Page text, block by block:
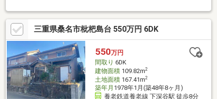
「播磨駅」まで徒歩約7分◆敷地面積約278.59坪◆敷地内に建物2
棟あり◆南庭あり※写真をクリックすると、詳細をご覧いただけ
ます。＝＝＝＝＝＝＝＝＝＝＝＝＝＝＝＝＝＝＝＝＝＝＝＝＝
《失敗しない住宅ローン選び！》豊富な銀行金利情報を持ってい
ますので、お客様の安心ゆとりのある資金計画をご提案できま
す。＝＝＝＝＝＝＝＝＝＝＝＝＝＝＝＝＝＝＝＝＝＝＝＝＝
三重県桑名市枇杷島台 550万円 6DK
550万円
間取り 6DK
建物面積109.82m2
土地面積167.41m2
築年月 1978年1月(築48年8ヶ月)
養老鉄道養老線 下深谷駅 徒歩8分